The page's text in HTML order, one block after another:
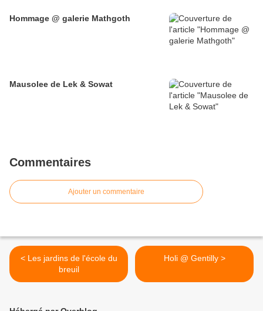
Hommage @ galerie Mathgoth
Mausolee de Lek & Sowat
Commentaires
Ajouter un commentaire
< Les jardins de l'école du
breuil
Holi @ Gentilly >